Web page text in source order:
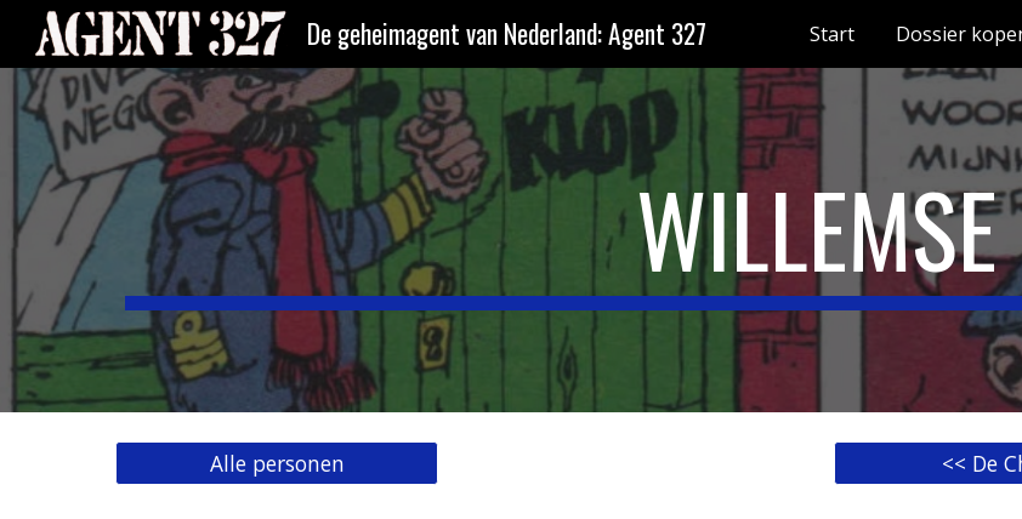
Skip to main content Skip to
De geheimagent van Nederland: Agent 327 Start Dossier
WILLEMSE
Alle personen << De